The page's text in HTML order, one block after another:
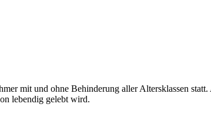
mit und ohne Behinderung aller Altersklassen
lebendig gelebt wird.